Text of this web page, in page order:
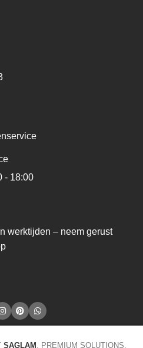
- 18:00
werktijden – neem gerust
SAGLAM . PREMIUM SOLUTIONS.